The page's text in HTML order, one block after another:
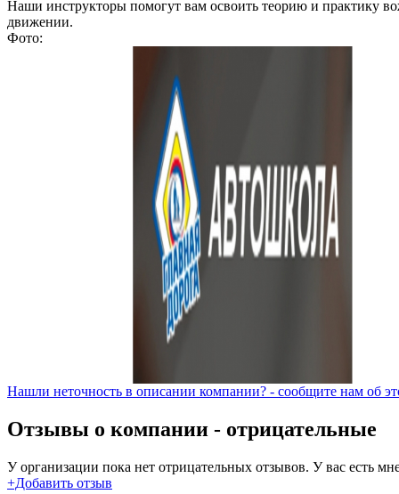
Наши инструкторы помогут вам освоить теорию и практику
движении.
Фото:
Нашли неточность в описании компании? - сообщите нам об
Отзывы о компании - отрицательные
У организации пока нет отрицательных отзывов. У вас есть
+Добавить отзыв